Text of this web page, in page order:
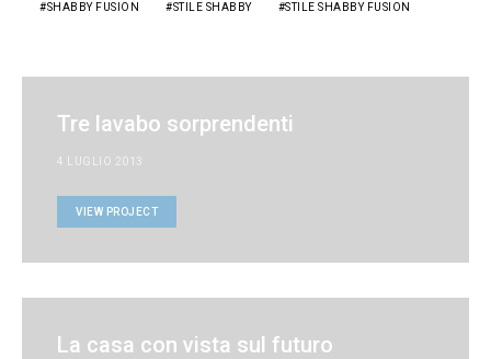
SHABBY FUSION STILE SHABBY STILE SHABBY FUSION
Tre lavabo sorprendenti
4 LUGLIO 2013
VIEW PROJECT
La casa con vista sul futuro